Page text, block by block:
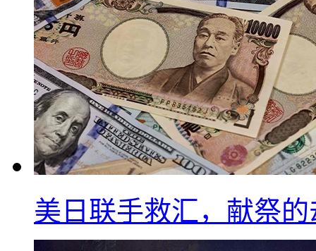
美日联手救汇，献祭